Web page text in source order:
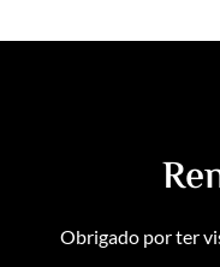
Obrigado por ter